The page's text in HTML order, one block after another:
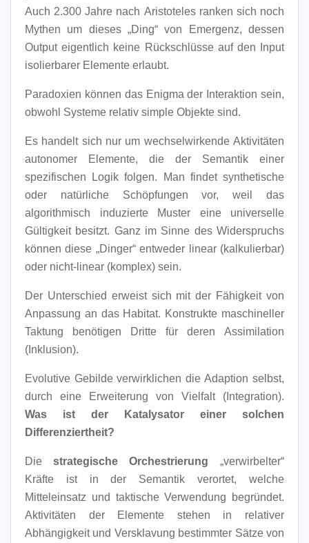
Auch 2.300 Jahre nach Aristoteles ranken sich noch
Mythen um dieses „Ding“ von Emergenz, dessen
Output eigentlich keine Rückschlüsse auf den Input
isolierbarer Elemente erlaubt.
Paradoxien können das Enigma der Interaktion sein,
obwohl Systeme relativ simple Objekte sind.
Es handelt sich nur um wechselwirkende Aktivitäten
autonomer Elemente, die der Semantik einer
spezifischen Logik folgen. Man findet synthetische
oder natürliche Schöpfungen vor, weil das
algorithmisch induzierte Muster eine universelle
Gültigkeit besitzt. Ganz im Sinne des Widerspruchs
können diese „Dinger“ entweder linear (kalkulierbar)
oder nicht-linear (komplex) sein.
Der Unterschied erweist sich mit der Fähigkeit von
Anpassung an das Habitat. Konstrukte maschineller
Taktung benötigen Dritte für deren Assimilation
(Inklusion).
Evolutive Gebilde verwirklichen die Adaption selbst,
durch eine Erweiterung von Vielfalt (Integration).
Was ist der Katalysator einer solchen
Differenziertheit?
Die strategische Orchestrierung „verwirbelter“
Kräfte ist in der Semantik verortet, welche
Mitteleinsatz und taktische Verwendung begründet.
Aktivitäten der Elemente stehen in relativer
Abhängigkeit und Versklavung bestimmter Sätze von